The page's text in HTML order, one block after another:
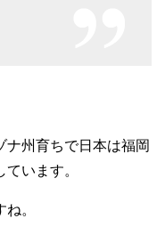
ナ州育ちで日本は福岡
います。
。